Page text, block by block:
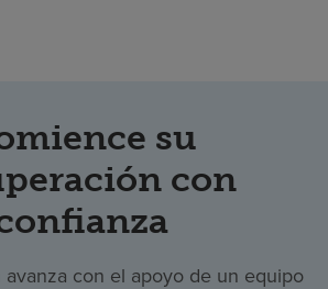
su
con
con el apoyo de un equipo